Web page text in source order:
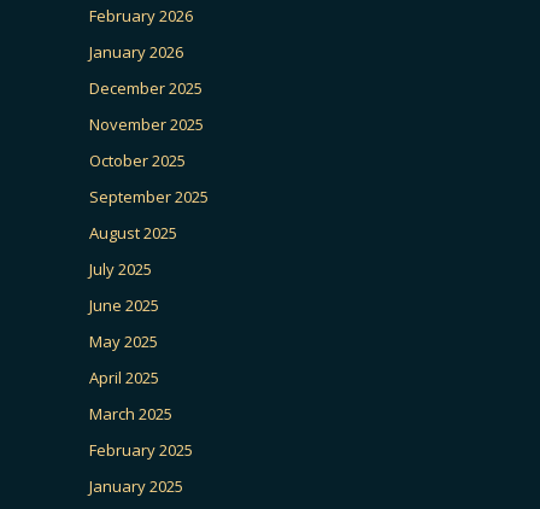
February 2026
January 2026
December 2025
November 2025
October 2025
September 2025
August 2025
July 2025
June 2025
May 2025
April 2025
March 2025
February 2025
January 2025